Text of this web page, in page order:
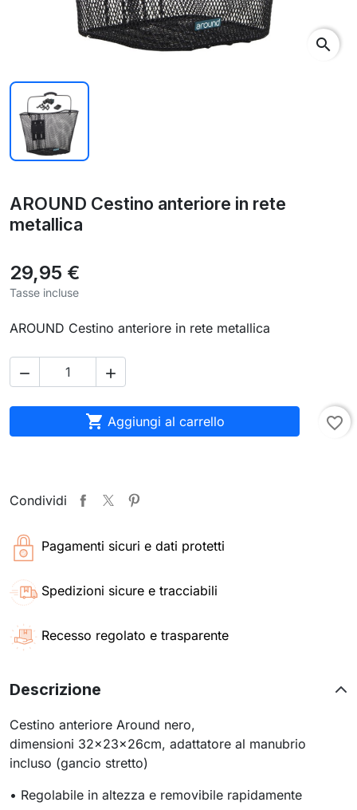
search
AROUND Cestino anteriore in rete
metallica
29,95 €
Tasse incluse
AROUND Cestino anteriore in rete metallica
 
 Aggiungi al carrello favorite_border
Condividi
Pagamenti sicuri e dati protetti
Spedizioni sicure e tracciabili
Recesso regolato e trasparente
Descrizione
Cestino anteriore Around nero,
dimensioni 32x23x26cm, adattatore al manubrio
incluso (gancio stretto)
• Regolabile in altezza e removibile rapidamente